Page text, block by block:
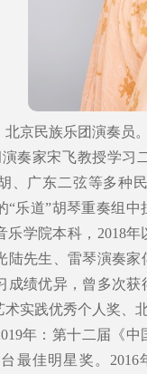
京民族乐团演奏员。
奏家宋飞教授学习
、广东二弦等多种
“乐道”胡琴重奏组
乐学院本科，2018
陆先生、雷琴演奏
成绩优异，曾多次
实践优秀个人奖、
年：第十二届《
最佳明星奖。